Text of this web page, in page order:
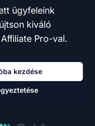
ügyfeleink
kiváló
Pro-val.
kezdése